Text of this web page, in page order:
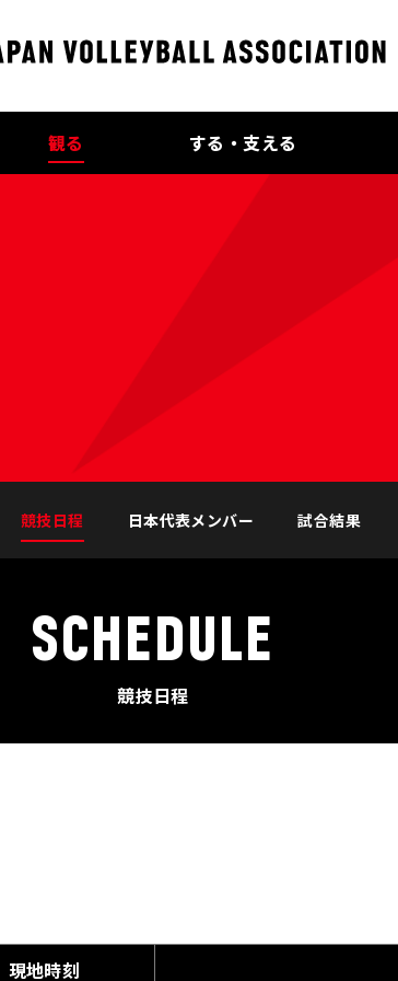
観る する・支える
競技日程 日本代表メンバー 試合結果
SCHEDULE
競技日程
現地時刻